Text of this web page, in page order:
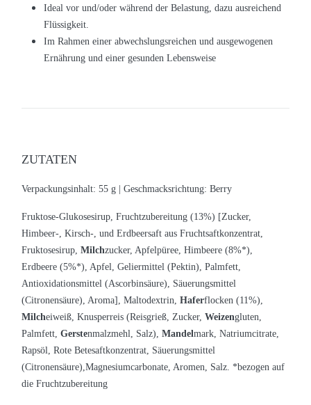
Ideal vor und/oder während der Belastung, dazu ausreichend
Flüssigkeit.
Im Rahmen einer abwechslungsreichen und ausgewogenen
Ernährung und einer gesunden Lebensweise
ZUTATEN
Verpackungsinhalt: 55 g | Geschmacksrichtung: Berry
Fruktose-Glukosesirup, Fruchtzubereitung (13%) [Zucker,
Himbeer-, Kirsch-, und Erdbeersaft aus Fruchtsaftkonzentrat,
Fruktosesirup, Milchzucker, Apfelpüree, Himbeere (8%*),
Erdbeere (5%*), Apfel, Geliermittel (Pektin), Palmfett,
Antioxidationsmittel (Ascorbinsäure), Säuerungsmittel
(Citronensäure), Aroma], Maltodextrin, Haferflocken (11%),
Milcheiweiß, Knusperreis (Reisgrieß, Zucker, Weizengluten,
Palmfett, Gerstenmalzmehl, Salz), Mandelmark, Natriumcitrate,
Rapsöl, Rote Betesaftkonzentrat, Säuerungsmittel
(Citronensäure),Magnesiumcarbonate, Aromen, Salz. *bezogen auf
die Fruchtzubereitung